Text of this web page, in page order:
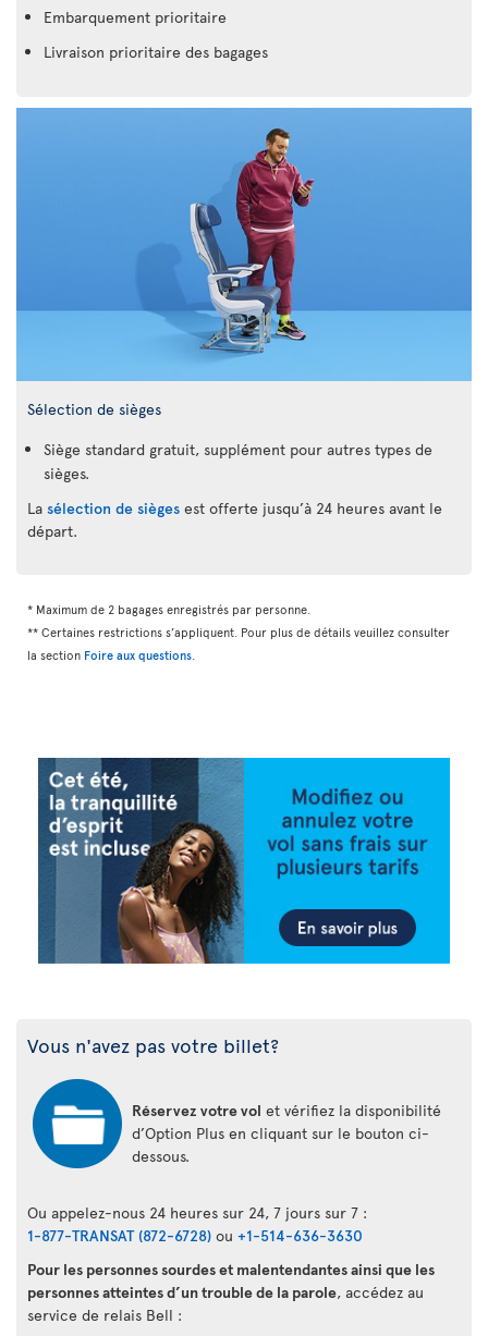
Embarquement prioritaire
Livraison prioritaire des bagages
Sélection de sièges
Siège standard gratuit, supplément pour autres types de
sièges.
La sélection de sièges est offerte jusqu’à 24 heures avant le
départ.
* Maximum de 2 bagages enregistrés par personne.
** Certaines restrictions s’appliquent. Pour plus de détails veuillez consulter
la section Foire aux questions
Vous n'avez pas votre billet?
Réservez votre vol et vérifiez la disponibilité
d’Option Plus en cliquant sur le bouton ci-
dessous.
Ou appelez-nous 24 heures sur 24, 7 jours sur 7 :
1-877-TRANSAT (872-6728) ou +1-514-636-3630
Pour les personnes sourdes et malentendantes ainsi que les
personnes atteintes d’un trouble de la parole, accédez au
service de relais Bell :